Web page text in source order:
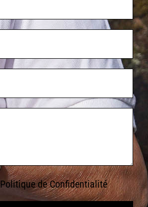
Politique de Confidentialité